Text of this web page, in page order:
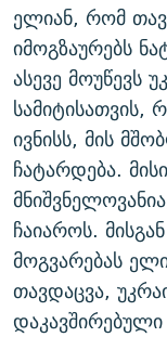
ელიან, რომ
იმოგზაურებს
ასევე მოუწევს
ივნისს, მის
ჩატარდება.
ჩაიაროს.
მოგვარებას
თავდაცვა,